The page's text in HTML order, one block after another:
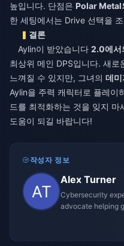
높입니다. 단점은 Polar Metal
한 세팅에서는 Drive 선택을
결론
Aylin이 받았습니다 2.0에서
최상위 메인 DPS입니다. 새
느껴질 수 있지만, 그녀의 데미
Aylin을 주력 캐릭터로 플레이
드를 최적화하는 것을 잊지
도움이 되길 바랍니다!
작성자 정보
Alex Turner
Cybersecurity
advocate helping